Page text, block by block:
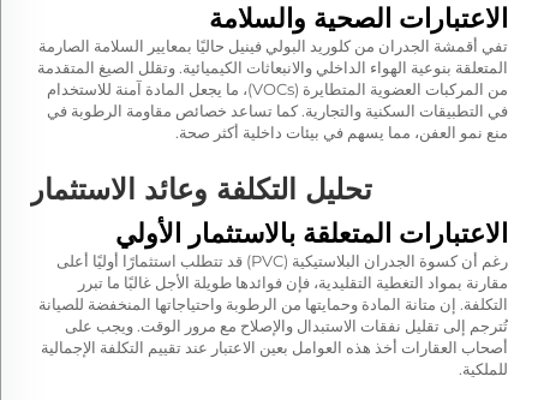
الاعتبارات الصحية والسلامة
تفي أقمشة الجدران من كلوريد البولي فينيل حاليًا بمعايير السلامة الصارمة
المتعلقة بنوعية الهواء الداخلي والانبعاثات الكيميائية. وتقلل الصيغ المتقدمة
من المركبات العضوية المتطايرة (VOCs)، ما يجعل المادة آمنة للاستخدام
في التطبيقات السكنية والتجارية. كما تساعد خصائص مقاومة الرطوبة في
منع نمو العفن، مما يسهم في بيئات داخلية أكثر صحة.
تحليل التكلفة وعائد الاستثمار
الاعتبارات المتعلقة بالاستثمار الأولي
رغم أن كسوة الجدران البلاستيكية (PVC) قد تتطلب استثمارًا أوليًا أعلى
مقارنة بمواد التغطية التقليدية، فإن فوائدها طويلة الأجل غالبًا ما تبرر
التكلفة. إن متانة المادة وحمايتها من الرطوبة واحتياجاتها المنخفضة للصيانة
تُترجم إلى تقليل نفقات الاستبدال والإصلاح مع مرور الوقت. ويجب على
أصحاب العقارات أخذ هذه العوامل بعين الاعتبار عند تقييم التكلفة الإجمالية
للملكية.